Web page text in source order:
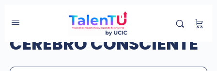
Categoría de Grupo:
CEREBRO CONSCIENTE